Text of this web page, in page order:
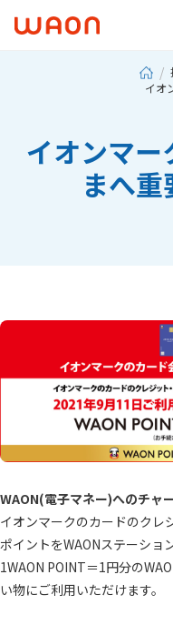
イオ
イオンマー
まへ
WAON(電子マネー)へのチャ
イオンマークのカードのクレ
ポイントをWAONステーショ
1WAON POINT＝1円分の
い物にご利用いただけます。